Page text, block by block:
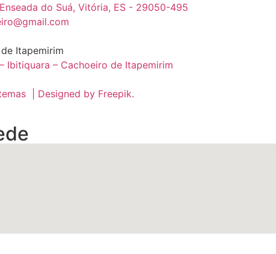
do Suá, Vitória, ES - 29050-495
Itapemirim
Ibitiquara – Cachoeiro de Itapemirim
| Designed by Freepik.